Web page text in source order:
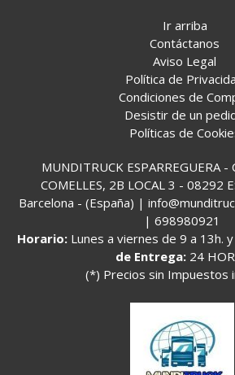
Ir arriba
Contáctanos
Aviso Legal
Política de
Condiciones de
Desistir de un
Políticas de
MUNDITRUCK ESPARREGUERA -
COMELLES, 2B LOCAL 3 - 08292
Barcelona - (España) |
| 698980921
Horario: Lunes a viernes de 9 a 13h.
de Entrega: 24
(*) Precios sin Impuestos